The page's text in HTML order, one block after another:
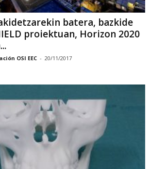
batera, bazkide
proiektuan, Horizon 2020
OSI EEC - 20/11/2017